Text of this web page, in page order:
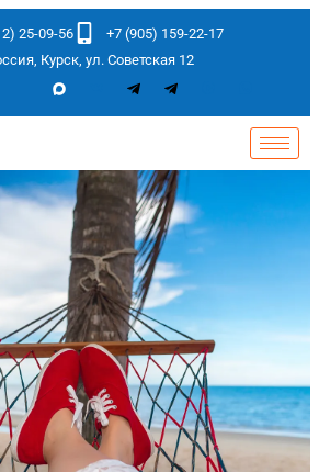
25-09-56
+7 (905) 159-22-17
Курск, ул. Советская 12